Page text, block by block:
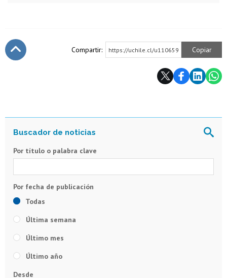
Compartir: https://uchile.cl/u110659 Copiar
Por título o palabra clave
Todas
Última semana
Último mes
Último año
Desde